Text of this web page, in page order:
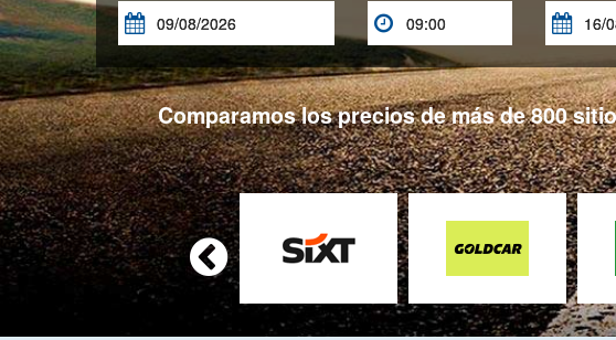
  
Comparamos los precios de más de 800
